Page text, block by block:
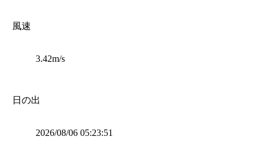
風速
3.42m/s
日の出
2026/08/06 05:23:51